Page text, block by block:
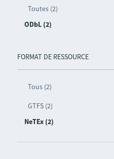
Toutes (2)
ODbL (2)
FORMAT DE RESSOURCE
Tous (2)
GTFS (2)
NeTEx (2)